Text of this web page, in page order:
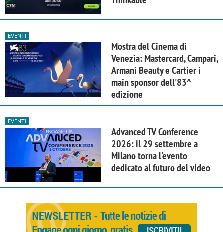
EVENTI
Mostra del Cinema di
Venezia: Mastercard, Campari,
Armani Beauty e Cartier i
main sponsor dell'83^
edizione
EVENTI
Advanced TV Conference
2026: il 29 settembre a
Milano torna l'evento
dedicato al futuro del video